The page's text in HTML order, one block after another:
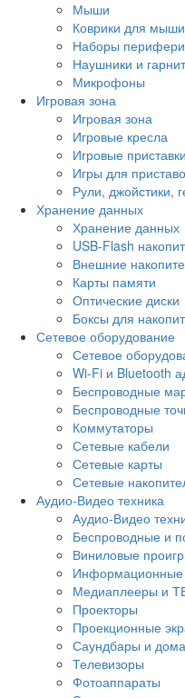
Мыши
Коврики для мыши
Наборы
Наушники и
Микрофоны
Игровая зона
Игровая зона
Игровые кресла
Игровые приставки
Игры для
Рули, джойстики,
Хранение данных
Хранение данных
USB-Flash
Внешние
Карты памяти
Оптические диски
Боксы для
Сетевое оборудование
Сетевое
Wi-Fi и Bluetooth
Беспроводные
Беспроводные
Коммутаторы
Сетевые кабели
Сетевые карты
Сетевые
Аудио-Видео техника
Аудио-Видео
Беспроводные и
Виниловые
Информационные
Медиаплееры и
Проекторы
Проекционные
Саундбары и
Телевизоры
Фотоаппараты